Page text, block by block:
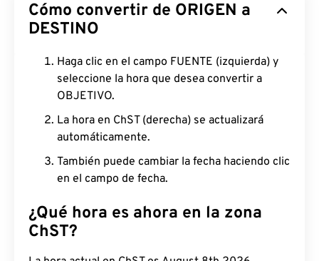
Cómo convertir de ORIGEN a
DESTINO
Haga clic en el campo FUENTE (izquierda) y
seleccione la hora que desea convertir a
OBJETIVO.
La hora en ChST (derecha) se actualizará
automáticamente.
También puede cambiar la fecha haciendo clic
en el campo de fecha.
¿Qué hora es ahora en la zona
ChST?